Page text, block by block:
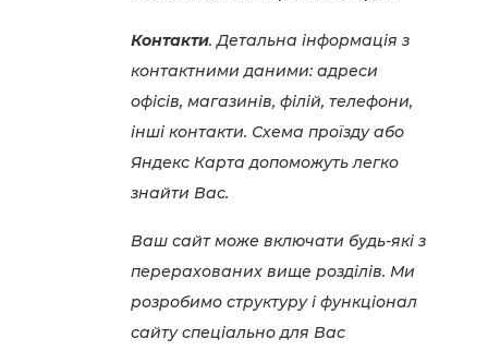
Контакти. Детальна інформація з
контактними даними: адреси
офісів, магазинів, філій, телефони,
інші контакти. Схема проїзду або
Яндекс Карта допоможуть легко
знайти Вас.
Ваш сайт може включати будь-які з
перерахованих вище розділів. Ми
розробимо структуру і функціонал
сайту спеціально для Вас